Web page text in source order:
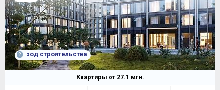
2 ход строительства
Квартиры от 27.1 млн.